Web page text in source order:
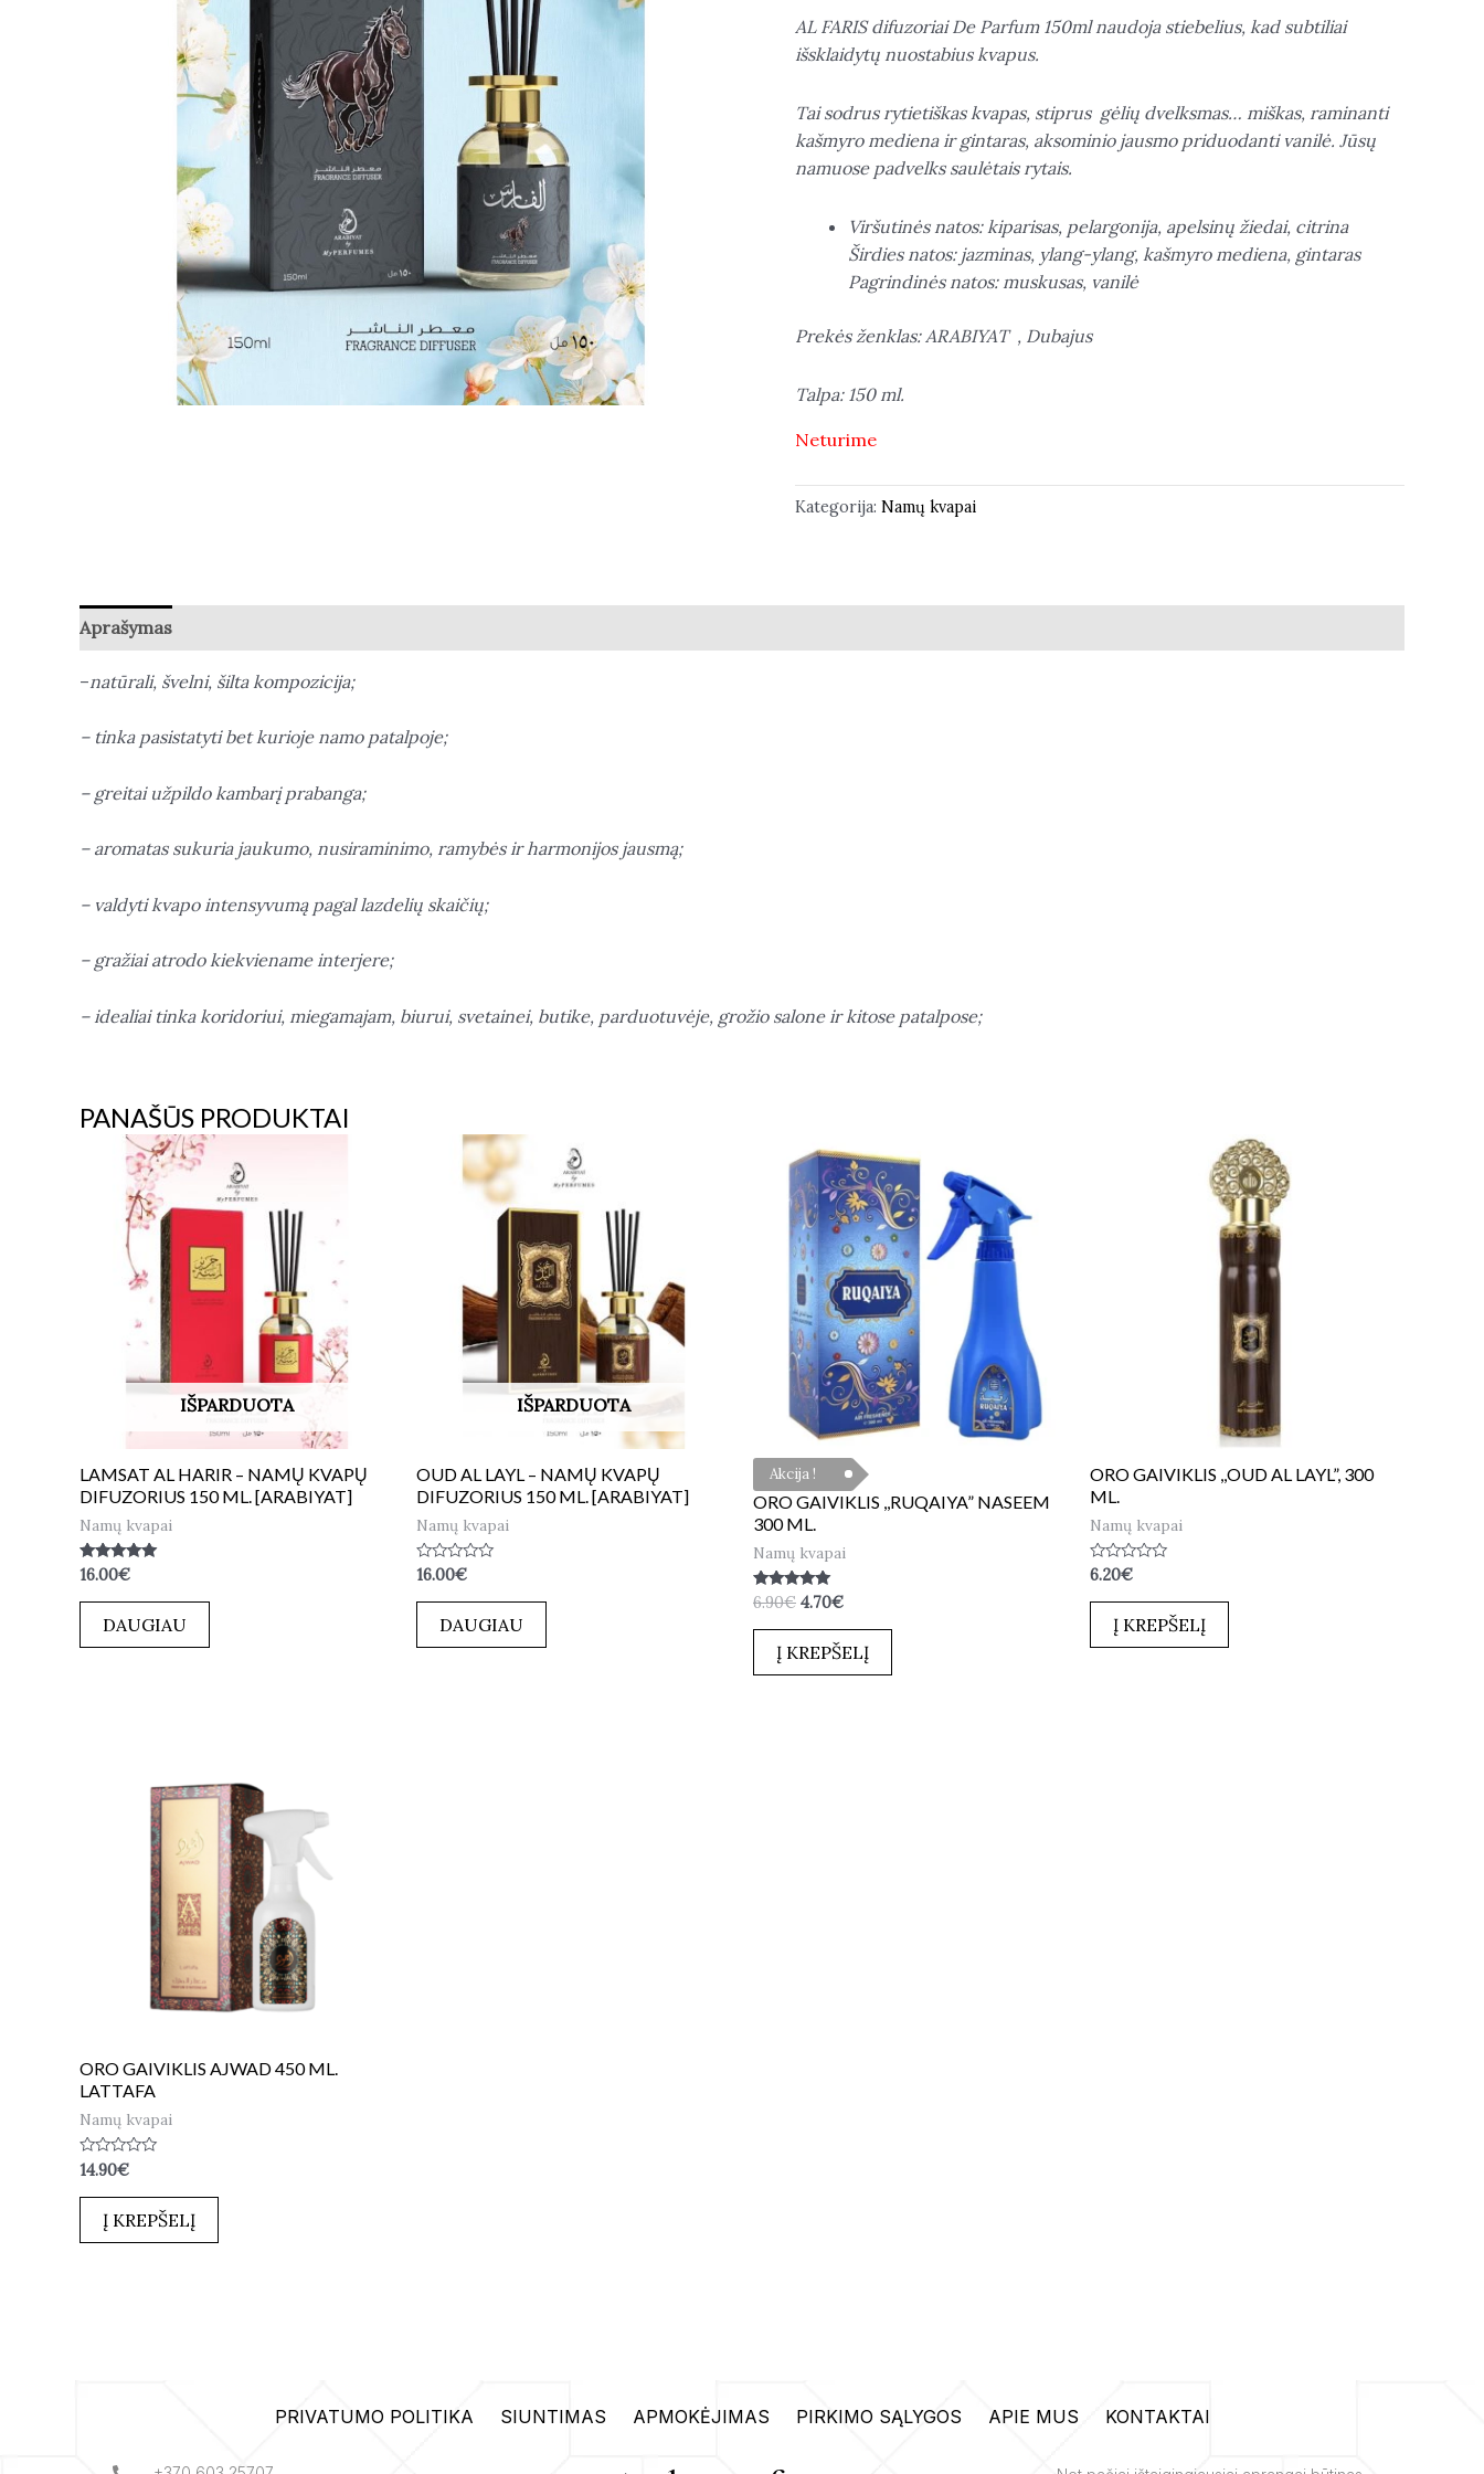
AL FARIS difuzoriai De Parfum 150ml naudoja stiebelius, kad subtiliai
išsklaidytų nuostabius kvapus.
Tai sodrus rytietiškas kvapas, stiprus gėlių dvelksmas… miškas, raminanti
kašmyro mediena ir gintaras, aksominio jausmo priduodanti vanilė. Jūsų
namuose padvelks saulėtais rytais.
Viršutinės natos: kiparisas, pelargonija, apelsinų žiedai, citrina
Širdies natos: jazminas, ylang-ylang, kašmyro mediena, gintaras
Pagrindinės natos: muskusas, vanilė
Prekės ženklas: ARABIYAT , Dubajus
Talpa: 150 ml.
Neturime
Kategorija: Namų kvapai
Aprašymas
–natūrali, švelni, šilta kompozicija;
– tinka pasistatyti bet kurioje namo patalpoje;
– greitai užpildo kambarį prabanga;
– aromatas sukuria jaukumo, nusiraminimo, ramybės ir harmonijos jausmą;
– valdyti kvapo intensyvumą pagal lazdelių skaičių;
– gražiai atrodo kiekviename interjere;
– idealiai tinka koridoriui, miegamajam, biurui, svetainei, butike, parduotuvėje, grožio salone ir kitose patalpose;
PANAŠŪS PRODUKTAI
IŠPARDUOTA
LAMSAT AL HARIR – NAMŲ KVAPŲ
DIFUZORIUS 150 ML. [ARABIYAT]
Namų kvapai
Įvertinimas:
iš 5
16.00€
DAUGIAU
IŠPARDUOTA
OUD AL LAYL – NAMŲ KVAPŲ
DIFUZORIUS 150 ML. [ARABIYAT]
Namų kvapai
Įvertinimas:
iš
16.00€
DAUGIAU
Akcija !
ORO GAIVIKLIS ,,RUQAIYA” NASEEM
300 ML.
Namų kvapai
Įvertinimas:
iš 5
6.90€ 4.70€
Į KREPŠELĮ
ORO GAIVIKLIS ,,OUD AL LAYL”, 300
ML.
Namų kvapai
Įvertinimas:
iš
6.20€
Į KREPŠELĮ
ORO GAIVIKLIS AJWAD 450 ML.
LATTAFA
Namų kvapai
Įvertinimas:
0
iš
14.90€
Į KREPŠELĮ
PRIVATUMO POLITIKA SIUNTIMAS APMOKĖJIMAS PIRKIMO SĄLYGOS APIE MUS KONTAKTAI